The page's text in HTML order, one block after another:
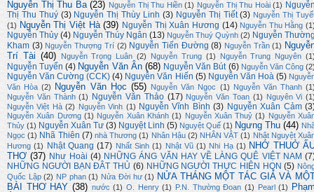
Nguyễn Thị Thu Ba (23) Nguyễn Thị Thu Hiền (1) Nguyễn Thị Thu Hoài (1)
Thị Thu Thuý (3) Nguyễn Thị Thùy Linh (3) Nguyễn Thị Tiết (3) Nguyễn Thị
(1) Nguyễn Thị Việt Hà (39) Nguyễn Thị Xuân Hương (14) Nguyễn Thu Hằng
Nguyễn Thủy (4) Nguyễn Thúy Ngân (13) Nguyễn Thuý Quỳnh (2) Nguyễn
Kham (3) Nguyễn Thượng Trí (2) Nguyễn Tiến Đường (8) Nguyễn Trần (1)
Trí Tài (40) Nguyễn Trọng Luân (2) Nguyễn Trung (1) Nguyễn Trung Nguyên
Nguyễn Tuyển (4) Nguyễn Văn Ân (68) Nguyễn Văn Bút (6) Nguyễn Văn Công
Nguyễn Văn Cường (CCK) (4) Nguyễn Văn Hiến (5) Nguyễn Văn Hoà (5)
Văn Hòa (2) Nguyễn Văn Học (55) Nguyễn Văn Ngọc (1) Nguyễn Văn Thanh
Nguyễn Văn Thành (1) Nguyễn Văn Thảo (17) Nguyễn Văn Toan (1) Nguyên Vi
Nguyễn Việt Hà (2) Nguyễn Vinh (1) Nguyễn Vĩnh Bình (3) Nguyễn Xuân Cảm
Nguyễn Xuân Dương (1) Nguyễn Xuân Khánh (1) Nguyễn Xuân Thuỷ (1) Nguyễn
Thủy (1) Nguyễn Xuân Tư (3) Nguyệt Linh (5) Nguyệt Quế (1) Ngưng Thu (44)
Ngọc (1) Nhã Thiên (7) nhà Thương (1) Nhân Hậu (2) NHÂN VẬT (1) Nhật Nguyệt
Hương (1) Nhật Quang (17) Nhất Sinh (1) Nhật Vũ (1) Nhi Hạ (1) NHỚ THUỞ
THƠ (37) Như Hoài (4) NHỮNG ÁNG VĂN HAY VỀ LÀNG QUÊ VIỆT NAM
NHỮNG NGƯỜI BẠN ĐÂT THỦ (6) NHỮNG NGƯỜI THỰC HIỆN HQN (5)
Quốc Lập (2) NP phan (1) Nửa Đời hư (1) NỬA THÁNG MỘT TÁC GIẢ VÀ
BÀI THƠ HAY (38) nước (1) O. Henry (1) P.N. Thường Đoan (1) Pearl (1)